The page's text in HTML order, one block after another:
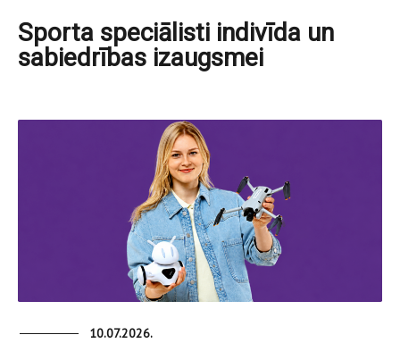
Sporta speciālisti indivīda un
sabiedrības izaugsmei
10.07.2026.